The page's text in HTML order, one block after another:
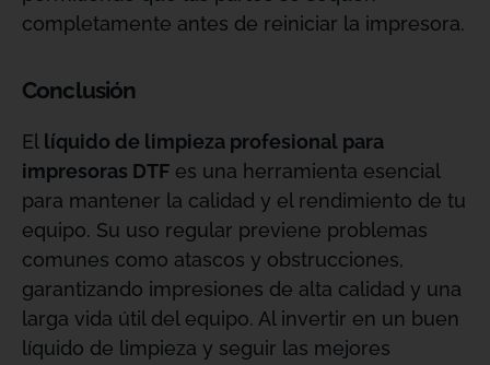
completamente antes de reiniciar la impresora.
Conclusión
El líquido de limpieza profesional para
impresoras DTF es una herramienta esencial
para mantener la calidad y el rendimiento de tu
equipo. Su uso regular previene problemas
comunes como atascos y obstrucciones,
garantizando impresiones de alta calidad y una
larga vida útil del equipo. Al invertir en un buen
líquido de limpieza y seguir las mejores